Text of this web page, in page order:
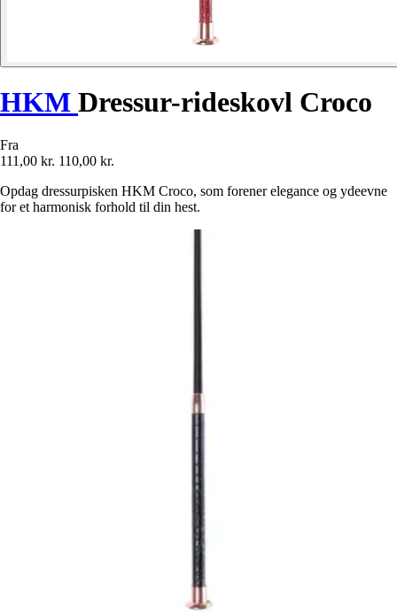
HKM Dressur-rideskovl Croco
Fra
111,00 kr. 110,00 kr.
Opdag dressurpisken HKM Croco, som forener elegance og ydeevne
for et harmonisk forhold til din hest.